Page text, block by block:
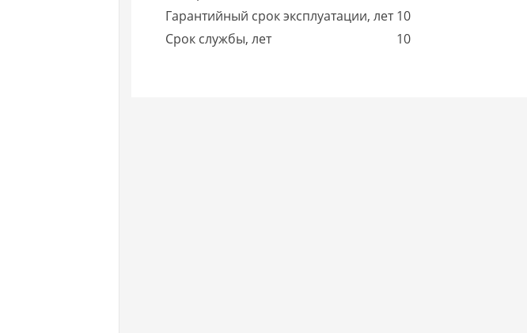
Гарантийный срок эксплуатации, лет 10
Срок службы, лет
10